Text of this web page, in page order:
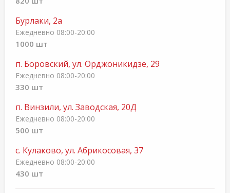
Бурлаки, 2а
Ежедневно 08:00-20:00
1000 шт
п. Боровский, ул. Орджоникидзе, 29
Ежедневно 08:00-20:00
330 шт
п. Винзили, ул. Заводская, 20Д
Ежедневно 08:00-20:00
500 шт
с. Кулаково, ул. Абрикосовая, 37
Ежедневно 08:00-20:00
430 шт